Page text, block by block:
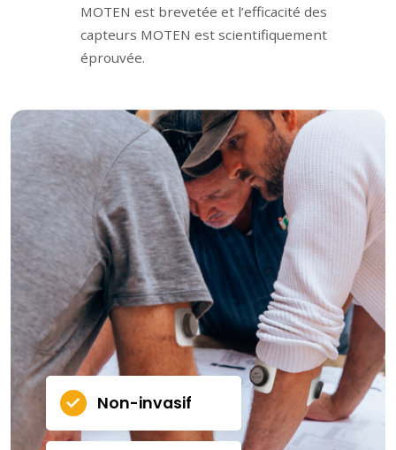
MOTEN est brevetée et l’efficacité des
capteurs MOTEN est scientifiquement
éprouvée.
Non-invasif